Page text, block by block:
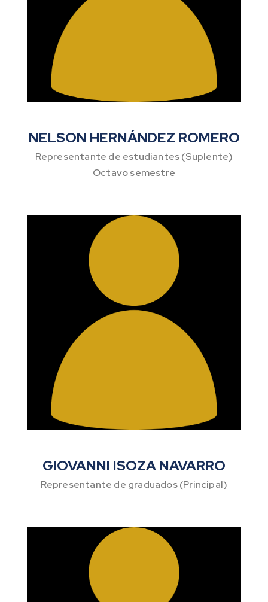
NELSON HERNÁNDEZ ROMERO
Representante de estudiantes (Suplente)
Octavo semestre
GIOVANNI ISOZA NAVARRO
Representante de graduados (Principal)